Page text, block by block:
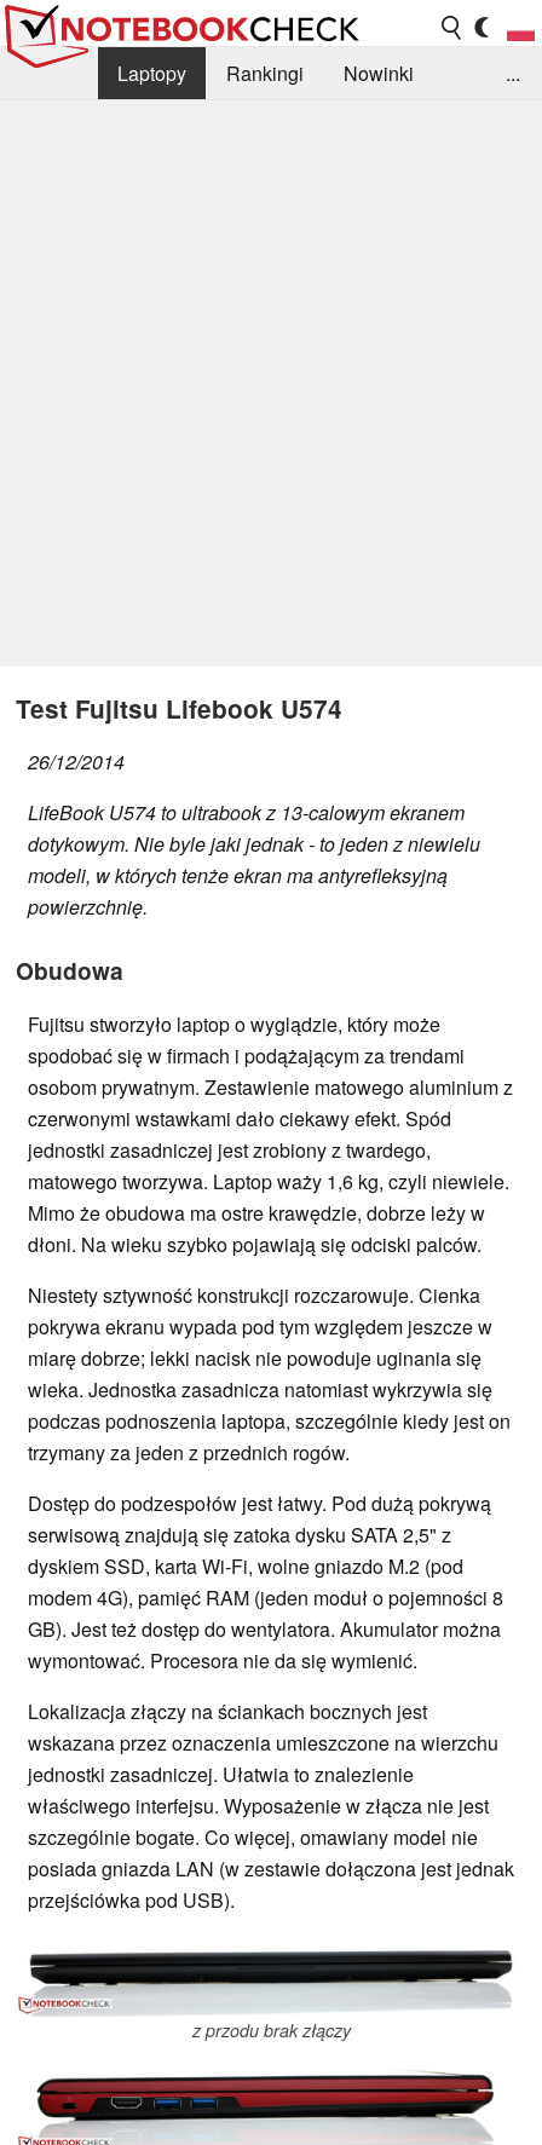
Laptopy Rankingi
Nowinki
...
Test Fujitsu Lifebook U574
26/12/2014
LifeBook U574 to ultrabook z 13-calowym ekranem
dotykowym. Nie byle jaki jednak - to jeden z niewielu
modeli, w których tenże ekran ma antyrefleksyjną
powierzchnię.
Obudowa
Fujitsu stworzyło laptop o wyglądzie, który może
spodobać się w firmach i podążającym za trendami
osobom prywatnym. Zestawienie matowego aluminium z
czerwonymi wstawkami dało ciekawy efekt. Spód
jednostki zasadniczej jest zrobiony z twardego,
matowego tworzywa. Laptop waży 1,6 kg, czyli niewiele.
Mimo że obudowa ma ostre krawędzie, dobrze leży w
dłoni. Na wieku szybko pojawiają się odciski palców.
Niestety sztywność konstrukcji rozczarowuje. Cienka
pokrywa ekranu wypada pod tym względem jeszcze w
miarę dobrze; lekki nacisk nie powoduje uginania się
wieka. Jednostka zasadnicza natomiast wykrzywia się
podczas podnoszenia laptopa, szczególnie kiedy jest on
trzymany za jeden z przednich rogów.
Dostęp do podzespołów jest łatwy. Pod dużą pokrywą
serwisową znajdują się zatoka dysku SATA 2,5" z
dyskiem SSD, karta Wi-Fi, wolne gniazdo M.2 (pod
modem 4G), pamięć RAM (jeden moduł o pojemności 8
GB). Jest też dostęp do wentylatora. Akumulator można
wymontować. Procesora nie da się wymienić.
Lokalizacja złączy na ściankach bocznych jest
wskazana przez oznaczenia umieszczone na wierzchu
jednostki zasadniczej. Ułatwia to znalezienie
właściwego interfejsu. Wyposażenie w złącza nie jest
szczególnie bogate. Co więcej, omawiany model nie
posiada gniazda LAN (w zestawie dołączona jest jednak
przejściówka pod USB).
z przodu brak złączy